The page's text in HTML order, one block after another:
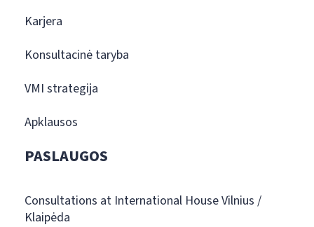
Karjera
Konsultacinė taryba
VMI strategija
Apklausos
PASLAUGOS
Consultations at International House Vilnius /
Klaipėda